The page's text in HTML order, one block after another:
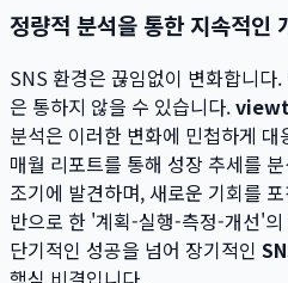
정량적 분석을 통한 지속적인
SNS 환경은 끊임없이 변화합니다
은 통하지 않을 수 있습니다.
분석은 이러한 변화에 민첩하게
매월 리포트를 통해 성장 추세를
조기에 발견하며, 새로운 기회를
반으로 한 '계획-실행-측정-개선'
단기적인 성공을 넘어 장기적인